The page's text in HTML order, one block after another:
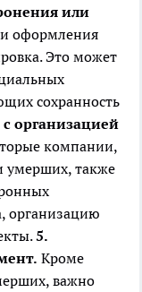
или
и оформления
Это может
сохранность
организацией
компании,
умерших, также
организацию
5.
Кроме
важно